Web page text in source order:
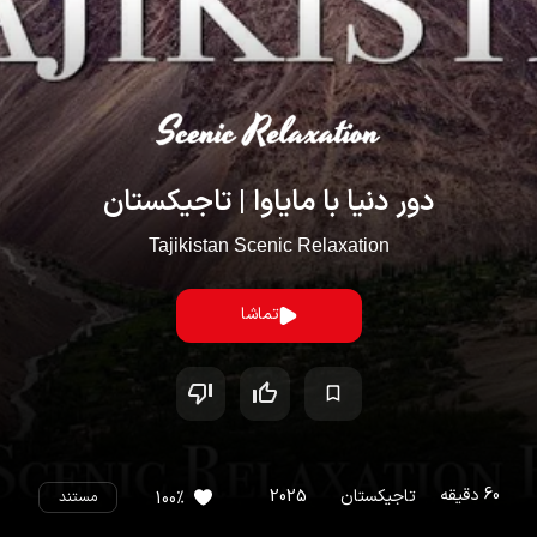
دور دنیا با مایاوا | تاجیکستان
Tajikistan Scenic Relaxation
تماشا
60 دقیقه تاجیکستان 2025
100% مستند